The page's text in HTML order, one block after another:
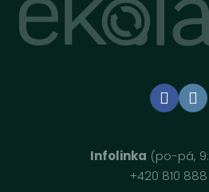
Infolinka (po-pá,
+420 810 888